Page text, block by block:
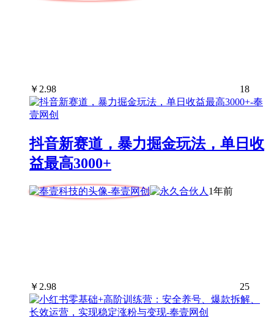
￥2.98 18
抖音新赛道，暴力掘金玩法，单日收
益最高3000+
1年前
￥ 2.98 25